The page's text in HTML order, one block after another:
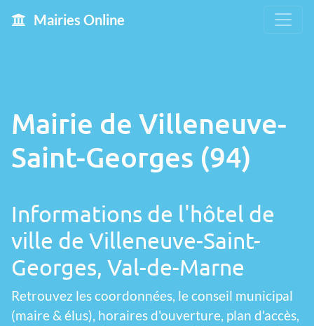
Mairies Online
Mairie de Villeneuve-
Saint-Georges (94)
Informations de l'hôtel de
ville de Villeneuve-Saint-
Georges, Val-de-Marne
Retrouvez les coordonnées, le conseil municipal
(maire & élus), horaires d'ouverture, plan d'accès,